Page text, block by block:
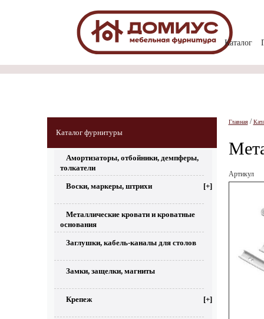
Каталог
Каталог фурнитуры
Амортизаторы, отбойники, демпферы,
толкатели
Воски, маркеры, штрихи [+]
Металлические кровати и кроватные
основания
Заглушки, кабель-каналы для столов
Замки, защелки, магниты
Крепеж [+]
Главная/
Артикул